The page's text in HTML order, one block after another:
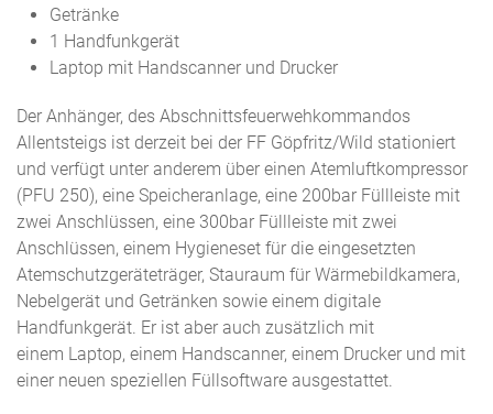
Getränke
1 Handfunkgerät
Laptop mit Handscanner und Drucker
Der Anhänger, des Abschnittsfeuerwehkommandos
Allentsteigs ist derzeit bei der FF Göpfritz/Wild stationiert
und verfügt unter anderem über einen Atemluftkompressor
(PFU 250), eine Speicheranlage, eine 200bar Füllleiste mit
zwei Anschlüssen, eine 300bar Füllleiste mit zwei
Anschlüssen, einem Hygieneset für die eingesetzten
Atemschutzgeräteträger, Stauraum für Wärmebildkamera,
Nebelgerät und Getränken sowie einem digitale
Handfunkgerät. Er ist aber auch zusätzlich mit
einem Laptop, einem Handscanner, einem Drucker und mit
einer neuen speziellen Füllsoftware ausgestattet.